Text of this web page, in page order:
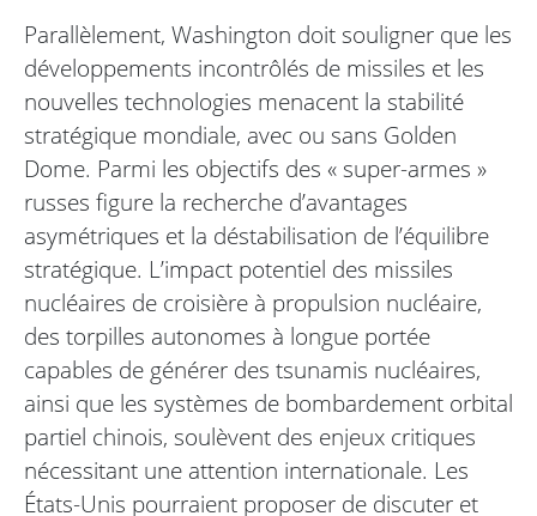
Parallèlement, Washington doit souligner que les
développements incontrôlés de missiles et les
nouvelles technologies menacent la stabilité
stratégique mondiale, avec ou sans Golden
Dome. Parmi les objectifs des « super-armes »
russes figure la recherche d’avantages
asymétriques et la déstabilisation de l’équilibre
stratégique. L’impact potentiel des missiles
nucléaires de croisière à propulsion nucléaire,
des torpilles autonomes à longue portée
capables de générer des tsunamis nucléaires,
ainsi que les systèmes de bombardement orbital
partiel chinois, soulèvent des enjeux critiques
nécessitant une attention internationale. Les
États-Unis pourraient proposer de discuter et